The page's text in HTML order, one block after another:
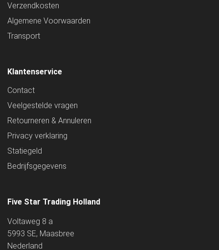
Verzendkosten
Algemene Voorwaarden
Transport
Klantenservice
Contact
Veelgestelde vragen
Retourneren & Annuleren
Privacy verklaring
Statiegeld
Bedrijfsgegevens
Five Star Trading Holland
Voltaweg 8 a
5993 SE, Maasbree
Nederland